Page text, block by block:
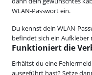
WLAN-Passwort ein.
Du kennst dein WLAN-
befindet sich ein Aufkleber
Funktioniert die
Erhältst du eine
ausgeführt hast? Setze